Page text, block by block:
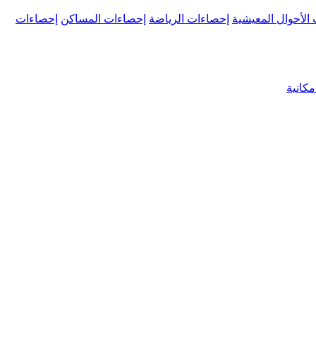
الأحوال المعيشية إحصاءات الرياضة إحصاءات المساكن إحصاءات